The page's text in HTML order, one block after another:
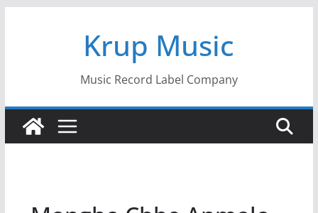
Krup Music
Music Record Label Company